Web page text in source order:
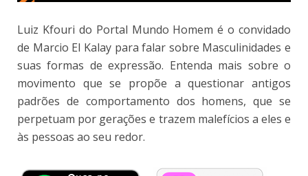
Luiz Kfouri do Portal Mundo Homem é o convidado
de Marcio El Kalay para falar sobre Masculinidades e
suas formas de expressão. Entenda mais sobre o
movimento que se propõe a questionar antigos
padrões de comportamento dos homens, que se
perpetuam por gerações e trazem malefícios a eles e
às pessoas ao seu redor.